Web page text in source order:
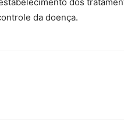
da doença.